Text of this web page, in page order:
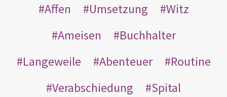
Affen
Umsetzung
Witz
Ameisen
Buchhalter
Langeweile
Abenteuer
Routine
Verabschiedung
Spital